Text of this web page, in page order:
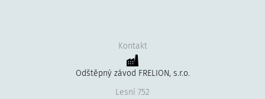
Kontakt
Odštěpný závod FRELION, s.r.o.
Lesní 752